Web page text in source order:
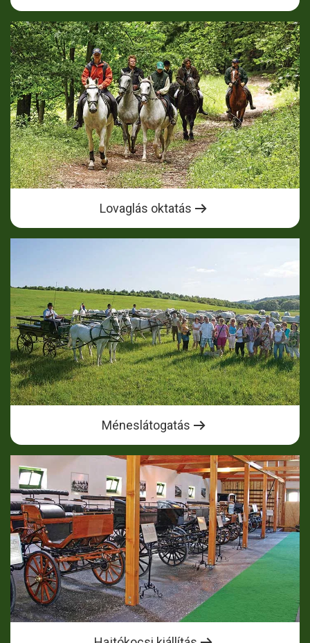
Lovaglás oktatás
Méneslátogatás